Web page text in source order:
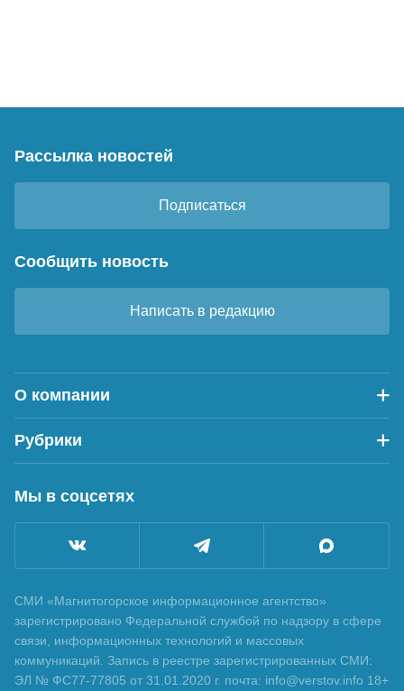
Рассылка новостей
Подписаться
Сообщить новость
Написать в редакцию
О компании
Рубрики
Мы в соцсетях
СМИ «Магнитогорское информационное агентство»
зарегистрировано Федеральной службой по надзору в сфере
связи, информационных технологий и массовых
коммуникаций. Запись в реестре зарегистрированных СМИ:
ЭЛ № ФС77-77805 от 31.01.2020 г. почта: info@verstov.info 18+